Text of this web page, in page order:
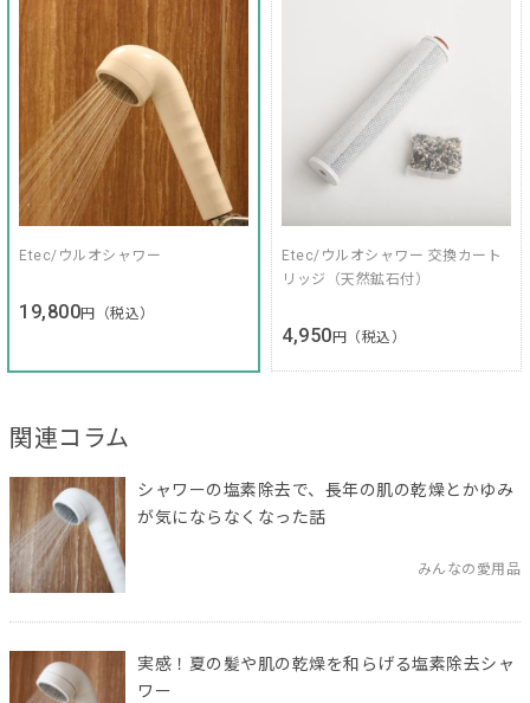
Etec/ウルオシャワー
19,800円（税込）
Etec/ウルオシャワー 交換カート
リッジ（天然鉱石付）
4,950 円（税込）
関連コラム
シャワーの塩素除去で、長年の肌の乾燥とかゆみ
が気にならなくなった話
みんなの愛用品
実感！夏の髪や肌の乾燥を和らげる塩素除去シャ
ワー